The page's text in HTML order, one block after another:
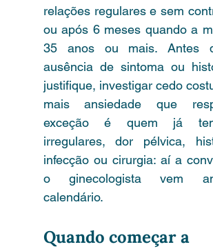
relações regulares e sem
ou após 6 meses quando a
35 anos ou mais. Antes
ausência de sintoma ou
justifique, investigar cedo
mais ansiedade que
exceção é quem já
irregulares, dor pélvica,
infecção ou cirurgia: aí a
o ginecologista vem
calendário.
Quando começar a